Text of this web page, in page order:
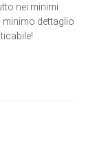
nei minimi
dettaglio